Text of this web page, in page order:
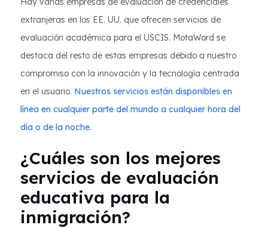
extranjeras en los EE. UU. que ofrecen servicios de
evaluación académica para el USCIS. MotaWord se
destaca del resto de estas empresas debido a nuestro
compromiso con la innovación y la tecnología centrada
en el usuario. Nuestros servicios están disponibles en
línea en cualquier parte del mundo a cualquier hora del
día o de la noche.
¿Cuáles son los mejores
servicios de evaluación
educativa para la
inmigración?